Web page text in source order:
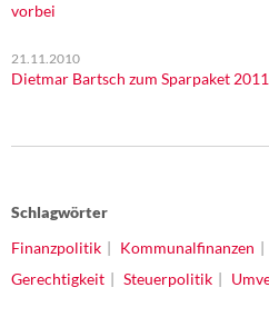
vorbei
21.11.2010
Dietmar Bartsch zum Sparpaket
Schlagwörter
Finanzpolitik
Kommunalfinanzen
Gerechtigkeit
Steuerpolitik